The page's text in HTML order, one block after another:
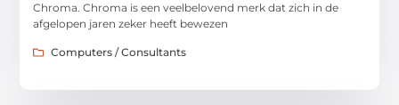
Chroma. Chroma is een veelbelovend merk dat zich in de
afgelopen jaren zeker heeft bewezen
Computers / Consultants